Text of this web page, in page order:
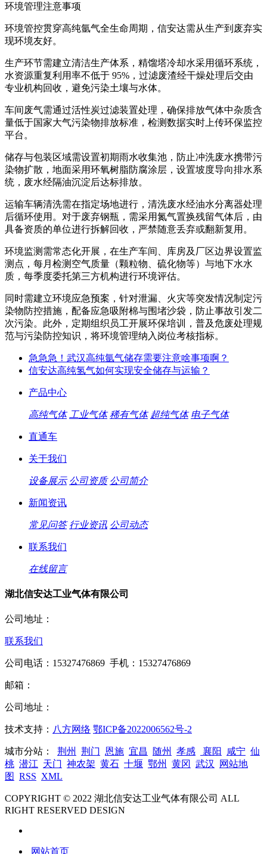
环境管理注意事项
环境管控贯穿高纯氩气全生命周期，信安达需从生产到废弃实
现环境友好。
生产环节需建立清洁生产体系，精馏塔冷却水采用循环系统，
水资源重复利用率不低于 95%，过滤废渣经干燥处理后交由
专业机构回收，避免污染土壤与水体。
车间废气需通过活性炭过滤装置处理，确保排放气体中杂质含
量低于国家大气污染物排放标准，检测数据实时上传环保监控
平台。
储存与包装区域需设置初期雨水收集池，防止冲洗废水携带污
染物扩散，地面采用环氧树脂防腐涂层，设置坡度导向排水系
统，废水经隔油沉淀后达标排放。
运输车辆清洗需在指定场地进行，清洗废水经油水分离器处理
后循环使用。对于废弃钢瓶，需采用氮气置换残留气体后，由
具备资质的单位进行拆解回收，严禁随意丢弃或翻新复用。
环境监测需常态化开展，在生产车间、库房及厂区边界设置监
测点，每月检测空气质量（颗粒物、硫化物等）与地下水水
质，每季度委托第三方机构进行环境评估。
同时需建立环境应急预案，针对泄漏、火灾等突发情况制定污
染物防控措施，配备应急吸附棉与围堵沙袋，防止事故引发二
次污染。此外，定期组织员工开展环保培训，普及危废处理规
范与污染防控知识，将环境管理纳入岗位考核指标。
急急急！武汉高纯氩气储存需要注意啥事项啊？
信安达高纯氢气如何实现安全储存与运输？
产品中心
高纯气体 工业气体 稀有气体 超纯气体 电子气体
直通车
关于我们
设备展示 公司资质 公司简介
新闻资讯
常见问答 行业资讯 公司动态
联系我们
在线留言
湖北信安达工业气体有限公司
公司地址：
联系我们
公司电话：15327476869 手机：15327476869
邮箱：
公司地址：
技术支持： 八方网络 鄂ICP备2022006562号-2
城市分站： 荆州 荆门 恩施 宜昌 随州 孝感 襄阳 咸宁 仙
桃 潜江 天门 神农架 黄石 十堰 鄂州 黄冈 武汉
网站地
图 RSS XML
COPYRIGHT © 2022 湖北信安达工业气体有限公司 ALL
RIGHT RESERVED DESIGN
网站首页